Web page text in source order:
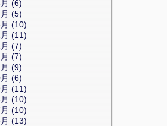
(6)
(5)
(10)
(11)
(7)
(7)
(9)
(6)
(11)
(10)
(10)
(13)